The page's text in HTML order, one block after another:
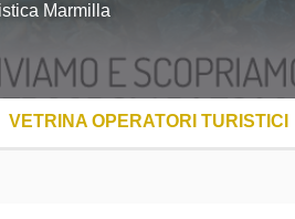
Marmilla
VETRINA OPERATORI TURISTICI